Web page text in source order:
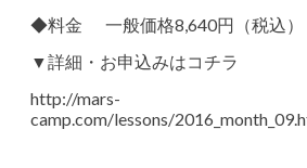
◆料金 一般価格8,640円（税込）
▼詳細・お申込みはコチラ
http://mars-
camp.com/lessons/